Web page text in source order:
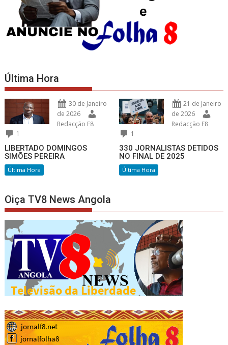
Última Hora
30 de Janeiro
de 2026
Redacção F8
1
LIBERTADO DOMINGOS
SIMÕES PEREIRA
Última Hora
21 de Janeiro
de 2026
Redacção F8
1
330 JORNALISTAS DETIDOS
NO FINAL DE 2025
Última Hora
Oiça TV8 News Angola